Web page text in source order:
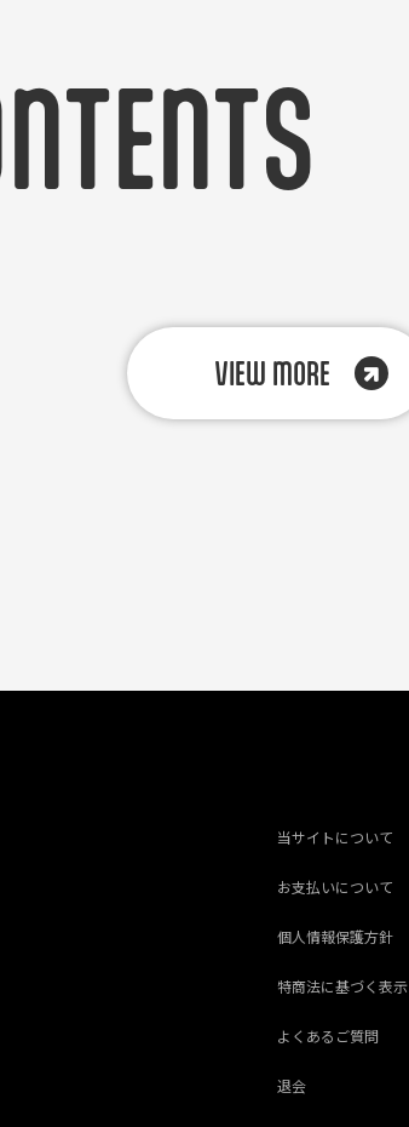
VIEW MORE
当サイトについて
お支払いについて
個人情報保護方針
特商法に基づく表示
よくあるご質問
退会